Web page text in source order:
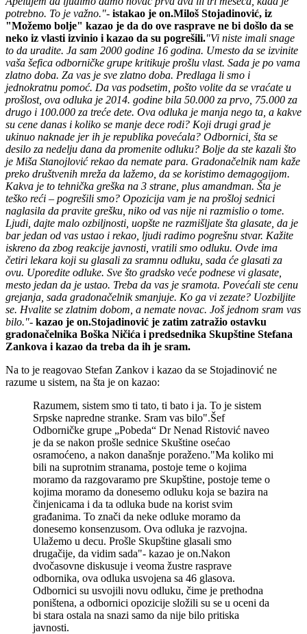
potrebno. To je važno."- istakao je on.Miloš Stojadinović, iz
"Možemo bolje" kazao je da do ove rasprave ne bi došlo da se
neko iz vlasti izvinio i kazao da su pogrešili."Vi niste imali snage
to da uradite. Ja sam 2000 godine 16 godina. Umesto da se izvinite
vaša šefica odborničke grupe kritikuje prošlu vlast. Sada je po vama
zlatno doba. Za vas je sve zlatno doba. Predlaga li smo i
jednokratnu pomoć. Da vas podsetim, pošto volite da se vraćate u
prošlost, ova odluka je 2014. godine bila 50.000 za prvo, 75.000 za
drugo i 100.000 za treće dete. Ova odluka je manja nego ta, a kakve
su cene danas i koliko se manje dece rodi? Koji drugi grad je
ukinuo naknade jer ih je republika povećala? Odbornici, šta se
desilo za nedelju dana da promenite odluku? Bolje da ste kazali što
je Miša Stanojlović rekao da nemate para. Gradonačelnik nam kaže
preko društvenih mreža da lažemo, da se koristimo demagogijom.
Kakva je to tehnička greška na 3 strane, plus amandman. Šta je
teško reći – pogrešili smo? Opozicija vam je na prošloj sednici
naglasila da pravite grešku, niko od vas nije ni razmislio o tome.
Ljudi, dajte malo ozbiljnosti, uopšte ne razmišljate šta glasate, da je
bar jedan od vas ustao i rekao, ljudi radimo pogrešnu stvar. Kažite
iskreno da zbog reakcije javnosti, vratili smo odluku. Ovde ima
četiri lekara koji su glasali za sramnu odluku, sada će glasati za
ovu. Uporedite odluke. Sve što gradsko veće podnese vi glasate,
mesto jedan da je ustao. Treba da vas je sramota. Povećali ste cenu
grejanja, sada gradonačelnik smanjuje. Ko ga vi zezate? Uozbiljite
se. Hvalite se zlatnim dobom, a nemate novac. Još jednom sram vas
bilo."- kazao je on.Stojadinović je zatim zatražio ostavku
gradonačelnika Boška Ničića i predsednika Skupštine Stefana
Zankova i kazao da treba da ih je sram.
Na to je reagovao Stefan Zankov i kazao da se Stojadinović ne
razume u sistem, na šta je on kazao:
Razumem, sistem smo ti tato, ti bato i ja. To je sistem
Srpske napredne stranke. Sram vas bilo".Šef
Odborničke grupe „Pobeda“ Dr Nenad Ristović naveo
je da se nakon prošle sednice Skuštine osećao
osramoćeno, a nakon današnje poraženo."Ma koliko mi
bili na suprotnim stranama, postoje teme o kojima
moramo da razgovaramo pre Skupštine, postoje teme o
kojima moramo da donesemo odluku koja se bazira na
činjenicama i da ta odluka bude na korist svim
građanima. To znači da neke odluke moramo da
donesemo konsenzusom. Ova odluka je razvojna.
Ulažemo u decu. Prošle Skupštine glasali smo
drugačije, da vidim sada"- kazao je on.Nakon
dvočasovne diskusuje i veoma žustre rasprave
odbornika, ova odluka usvojena sa 46 glasova.
Odbornici su usvojili novu odluku, čime je prethodna
poništena, a odbornici opozicije složili su se u oceni da
bi stara ostala na snazi samo da nije bilo pritiska
javnosti.